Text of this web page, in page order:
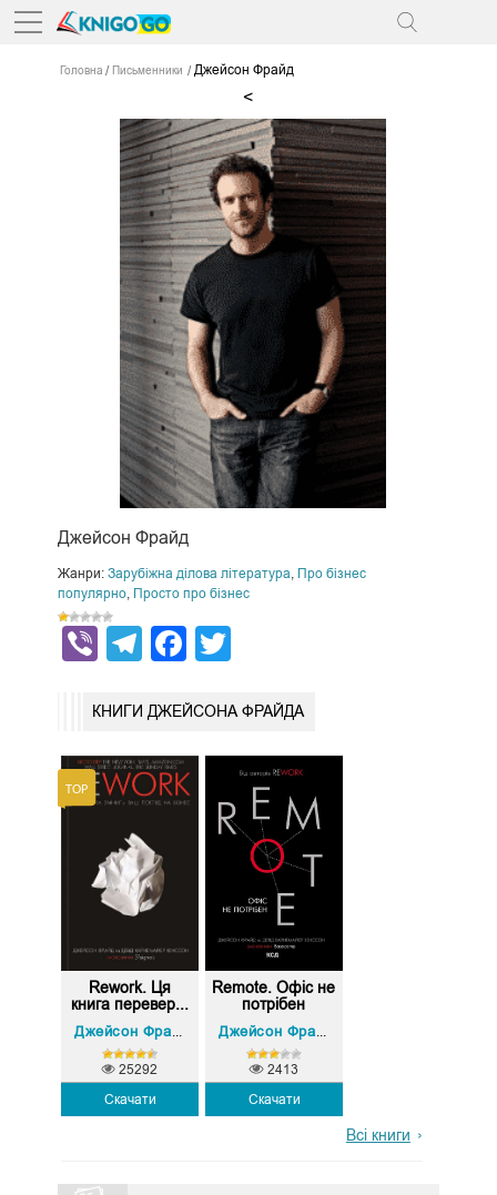
Головна Письменники Джейсон Фрайд
<
Джейсон Фрайд
Жанри: Зарубіжна ділова література, Про бізнес
популярно, Просто про бізнес
ViberTelegram
Facebook
КНИГИ ДЖЕЙСОНА ФРАЙДА
Rework. Ця
книга перевер...
Джейсон Фрайд Девід Хайнемайєр Хенссон
Скачати
25292
Remote. Офіс не
потрібен
Джейсон Фрайд
Скачати
2413
Всі книги